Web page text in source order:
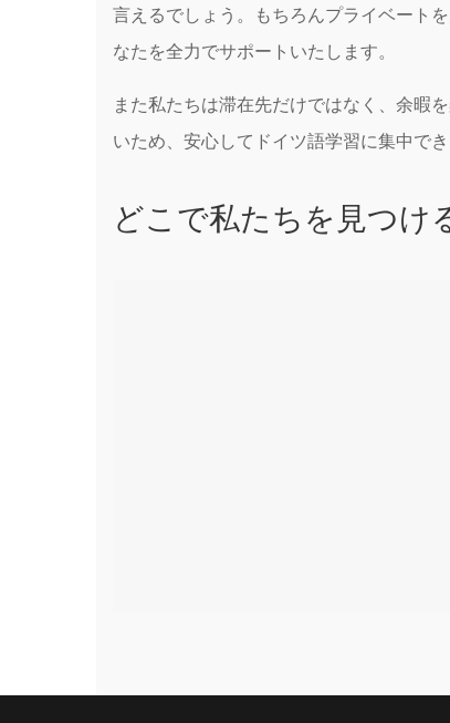
言えるでしょう。もちろんプライベート
なたを全力でサポートいたします。
また私たちは滞在先だけではなく、余暇
いため、安心してドイツ語学習に集中で
どこで私たちを見つけ